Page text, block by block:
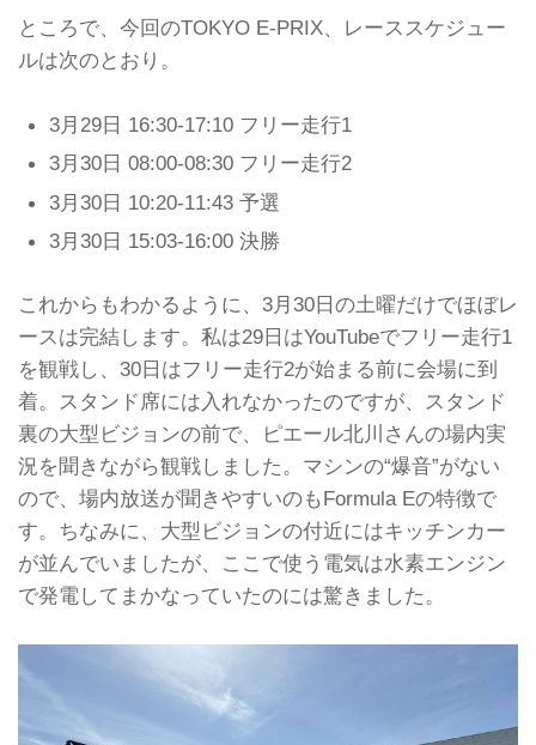
を収めたと発表した。
ーキットでのレースは、3位争いが最
後まで接戦が続き、アントニオ・フェ
リックス・ダ・コスタ選手選手はフラ
ッグ直前にポルシェのカスタマーチー
ムであるアンドレッティ・フォーミュ
ラE...
ところで、今回のTOKYO E-PRIX、レーススケジュー
ルは次のとおり。
3月29日 16:30-17:10 フリー走行1
3月30日 08:00-08:30 フリー走行2
3月30日 10:20-11:43 予選
3月30日 15:03-16:00 決勝
これからもわかるように、3月30日の土曜だけでほぼレ
ースは完結します。私は29日はYouTubeでフリー走行1
を観戦し、30日はフリー走行2が始まる前に会場に到
着。スタンド席には入れなかったのですが、スタンド
裏の大型ビジョンの前で、ピエール北川さんの場内実
況を聞きながら観戦しました。マシンの“爆音”がない
ので、場内放送が聞きやすいのもFormula Eの特徴で
す。ちなみに、大型ビジョンの付近にはキッチンカー
が並んでいましたが、ここで使う電気は水素エンジン
で発電してまかなっていたのには驚きました。